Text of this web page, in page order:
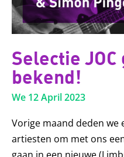
Selectie
bekend!
We 12 April 2023
Vorige maand deden we
artiesten om met ons